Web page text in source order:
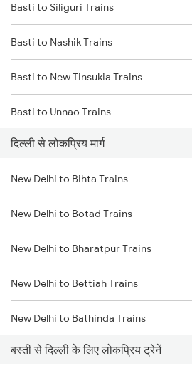
Basti to Siliguri Trains
Basti to Nashik Trains
Basti to New Tinsukia Trains
Basti to Unnao Trains
Basti to Orai Trains
Basti to Partapgarh Trains
Basti to Palakkad Trains
Basti to Patna Trains
Basti to Panipat Trains
दिल्ली से लोकप्रिय मार्ग
New Delhi to Bihta Trains
New Delhi to Botad Trains
New Delhi to Bharatpur Trains
New Delhi to Bettiah Trains
New Delhi to Bathinda Trains
New Delhi to Bhatkal Trains
बस्ती से दिल्ली के लिए लोकप्रिय ट्रेनें